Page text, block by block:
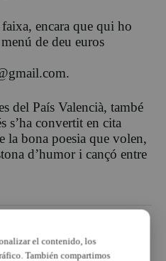
encara que qui ho
de deu euros
del País Valencià, també
s’ha convertit en cita
la bona poesia que volen,
d’humor i cançó entre
Xirivella
el contenido, los
También compartimos